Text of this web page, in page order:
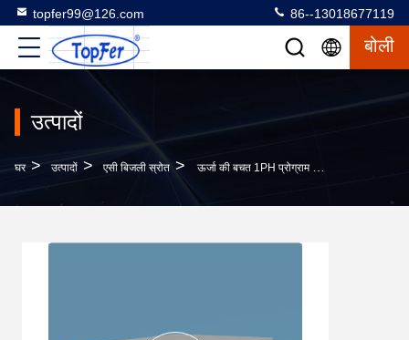
topfer99@126.com 86--13018677119
बोली
उत्पादों
घर > उत्पादों > एसी बिजली स्रोत > ऊर्जा की बचत 1PH प्रोग्राम करने योग्य एसी पावर स्रोत आपूर्ति 90VAC-265VAC अनुकूलित